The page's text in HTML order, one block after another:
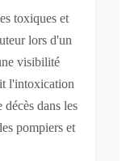
toxiques et
lors d'un
visibilité
l'intoxication
décès dans les
pompiers et